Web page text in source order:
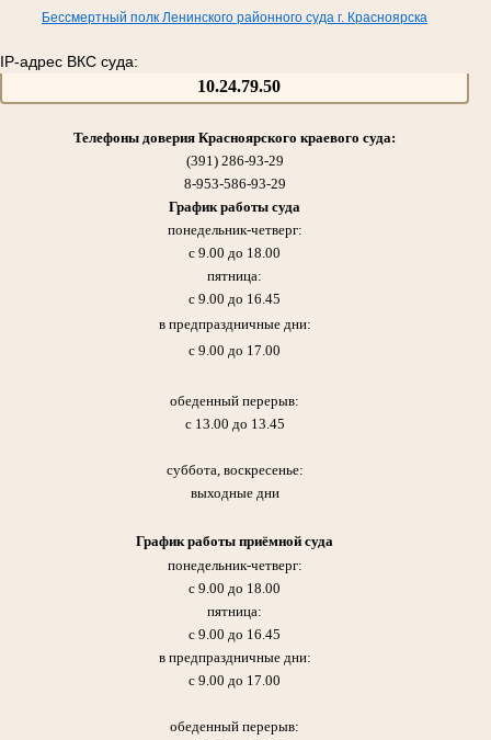
Бессмертный полк Ленинского районного суда г. Красноярска
IP-адрес ВКС суда:
10.24.79.50
Телефоны доверия Красноярского краевого суда:
(391) 286-93-29
8-953-586-93-29
График работы суда
понедельник-четверг:
с 9.00 до 18.00
пятница:
с 9.00 до 16.45
в предпраздничные дни:
с 9.00 до 17.00
обеденный перерыв:
с 13.00 до 13.45
суббота, воскресенье:
выходные дни
График работы приёмной суда
понедельник-четверг:
с 9.00 до 18.00
пятница:
с 9.00 до 16.45
в предпраздничные дни:
с 9.00 до 17.00
обеденный перерыв: